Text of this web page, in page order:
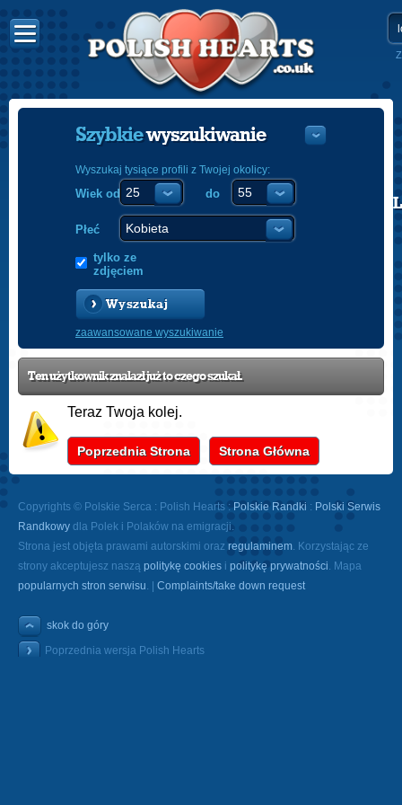
POLISH
Szybkiewyszukiwanie
Wyszukaj tysiące profili z Twojej okolicy:
Wiek od do
Płeć
tylko ze
zdjęciem
Wyszukaj
zaawansowane wyszukiwanie
Ten użytkownik znalazł już to czego szukał.
Teraz Twoja kolej.
Poprzednia Strona Strona Główna
Copyrights © Polskie Serca : Polish Hearts : Polskie Randki : Polski Serwis
Randkowy dla Polek i Polaków na emigracji.
Strona jest objęta prawami autorskimi oraz regulaminem. Korzystając ze
strony akceptujesz naszą politykę cookies i politykę prywatności. Mapa
popularnych stron serwisu. | Complaints/take down request
skok do góry
Poprzednia wersja Polish Hearts